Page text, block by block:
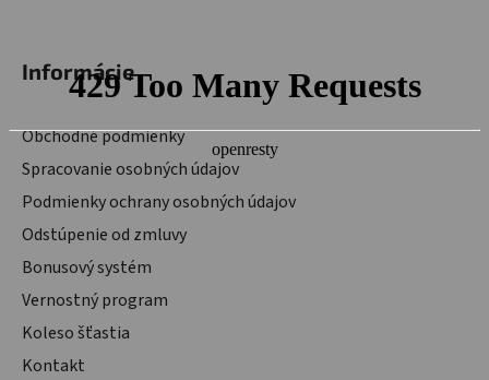
Informácie
Obchodné podmienky
Spracovanie osobných údajov
Podmienky ochrany osobných údajov
Odstúpenie od zmluvy
Bonusový systém
Vernostný program
Koleso šťastia
Kontakt